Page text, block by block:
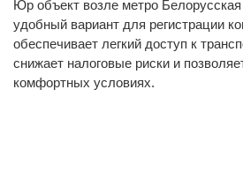
Юр объект возле метро
удобный вариант для регистрации
обеспечивает легкий доступ к
снижает налоговые риски и
комфортных условиях.